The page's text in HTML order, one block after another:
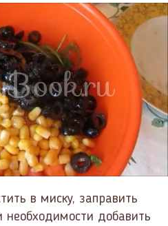
в миску, заправить
добавить